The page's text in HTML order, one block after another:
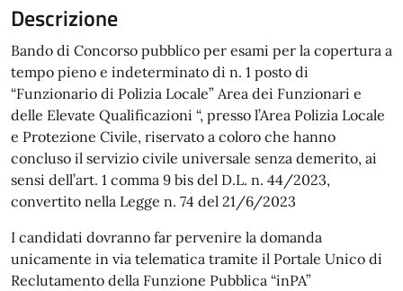
Descrizione
Bando di Concorso pubblico per esami per la copertura a
tempo pieno e indeterminato di n. 1 posto di
“Funzionario di Polizia Locale” Area dei Funzionari e
delle Elevate Qualificazioni “, presso l’Area Polizia Locale
e Protezione Civile, riservato a coloro che hanno
concluso il servizio civile universale senza demerito, ai
sensi dell’art. 1 comma 9 bis del D.L. n. 44/2023,
convertito nella Legge n. 74 del 21/6/2023
I candidati dovranno far pervenire la domanda
unicamente in via telematica tramite il Portale Unico di
Reclutamento della Funzione Pubblica “inPA”